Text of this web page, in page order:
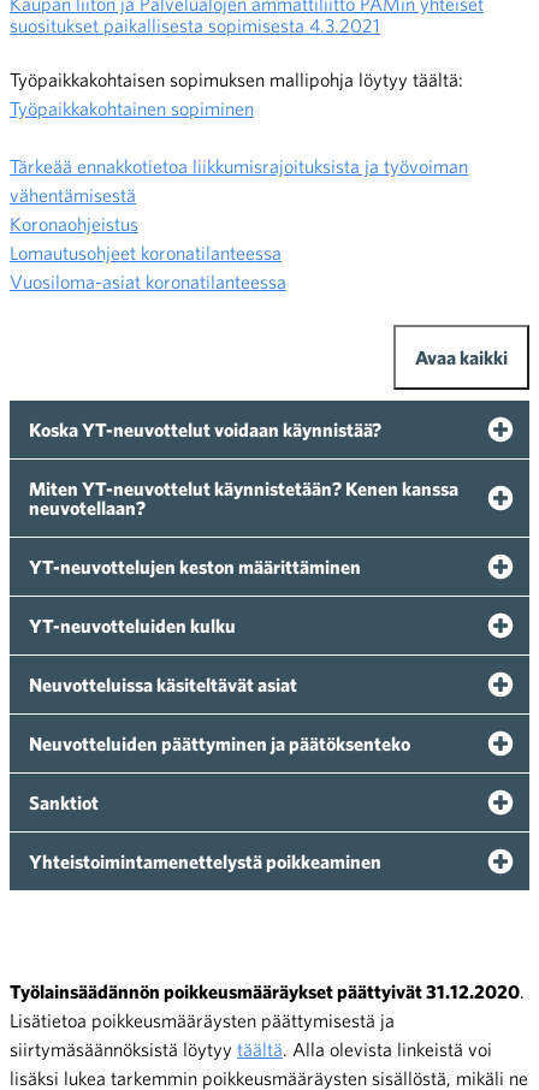
suositukset paikallisesta sopimisesta 4.3.2021
Työpaikkakohtaisen sopimuksen mallipohja löytyy täältä:
Työpaikkakohtainen sopiminen
Tärkeää ennakkotietoa liikkumisrajoituksista ja työvoiman
vähentämisestä
Koronaohjeistus
Lomautusohjeet koronatilanteessa
Vuosiloma-asiat koronatilanteessa
Avaa kaikki
Koska YT-neuvottelut voidaan käynnistää?
Miten YT-neuvottelut käynnistetään? Kenen kanssa
neuvotellaan?
YT-neuvottelujen keston määrittäminen
YT-neuvotteluiden kulku
Neuvotteluissa käsiteltävät asiat
Neuvotteluiden päättyminen ja päätöksenteko
Sanktiot
Yhteistoimintamenettelystä poikkeaminen
Työlainsäädännön poikkeusmääräykset päättyivät 31.12.2020
Lisätietoa poikkeusmääräysten päättymisestä ja
siirtymäsäännöksistä löytyy täältä . Alla olevista linkeistä voi
lisäksi lukea tarkemmin poikkeusmääräysten sisällöstä, mikäli ne